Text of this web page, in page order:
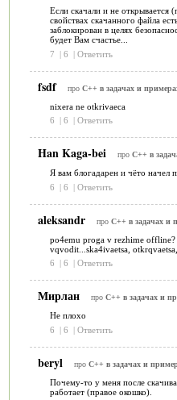
Если скачали и не открывается
свойствах скачанного файла
заблокирован в целях
будет Вам счастье...
7
| 6 | Ответить
fsdf про C++ в задачах и
nixera ne otkrivaeca
6
| 6 | Ответить
Han Kaga-bei про C++ в
Я вам блогадарен и чёто начел
6
| 6 | Ответить
aleksandr про C++ в задачах и
po4emu proga v rezhime offline?
vqvodit...ska4ivaetsa,
6
| 6 | Ответить
Мирлан про C++ в задачах и
Не плохо
6
| 6 | Ответить
beryl про C++ в задачах и
Почему-то у меня после
работает (правое окошко).